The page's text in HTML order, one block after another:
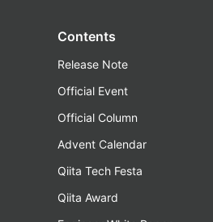
Contents
Release Note
Official Event
Official Column
Advent Calendar
Qiita Tech Festa
Qiita Award